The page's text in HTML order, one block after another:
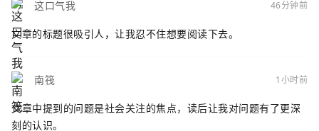
这口气我 46分钟前
文章的标题很吸引人，让我忍不住想要阅读下去。
南筏 1小时前
文章中提到的问题是社会关注的焦点，读后让我对问题有了更深
刻的认识。